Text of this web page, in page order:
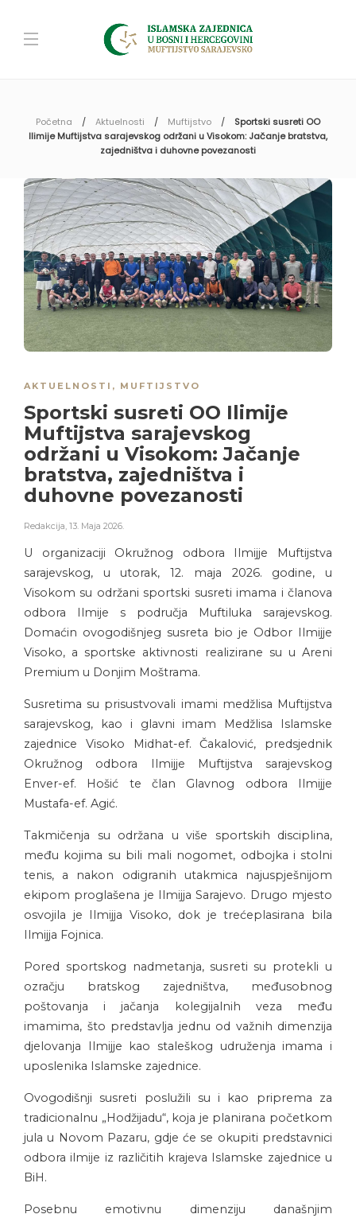
Početna Aktuelnosti Muftijstvo
Sportski susreti OO
Ilimije Muftijstva sarajevskog održani u Visokom: Jačanje bratstva,
zajedništva i duhovne povezanosti
AKTUELNOSTI , MUFTIJSTVO
Sportski susreti OO Ilimije
Muftijstva sarajevskog
održani u Visokom: Jačanje
bratstva, zajedništva i
duhovne povezanosti
Redakcija, 13. Maja 2026.
U organizaciji Okružnog odbora Ilmijje Muftijstva
sarajevskog, u utorak, 12. maja 2026. godine, u
Visokom su održani sportski susreti imama i članova
odbora Ilmije s područja Muftiluka sarajevskog.
Domaćin ovogodišnjeg susreta bio je Odbor Ilmijje
Visoko, a sportske aktivnosti realizirane su u Areni
Premium u Donjim Moštrama.
Susretima su prisustvovali imami medžlisa Muftijstva
sarajevskog, kao i glavni imam Medžlisa Islamske
zajednice Visoko Midhat-ef. Čakalović, predsjednik
Okružnog odbora Ilmijje Muftijstva sarajevskog
Enver-ef. Hošić te član Glavnog odbora Ilmijje
Mustafa-ef. Agić.
Takmičenja su održana u više sportskih disciplina,
među kojima su bili mali nogomet, odbojka i stolni
tenis, a nakon odigranih utakmica najuspješnijom
ekipom proglašena je Ilmijja Sarajevo. Drugo mjesto
osvojila je Ilmijja Visoko, dok je trećeplasirana bila
Ilmijja Fojnica.
Pored sportskog nadmetanja, susreti su protekli u
ozračju bratskog zajedništva, međusobnog
poštovanja i jačanja kolegijalnih veza među
imamima, što predstavlja jednu od važnih dimenzija
djelovanja Ilmijje kao staleškog udruženja imama i
uposlenika Islamske zajednice.
Ovogodišnji susreti poslužili su i kao priprema za
tradicionalnu „Hodžijadu“, koja je planirana početkom
jula u Novom Pazaru, gdje će se okupiti predstavnici
odbora ilmije iz različitih krajeva Islamske zajednice u
BiH.
Posebnu emotivnu dimenziju današnjim